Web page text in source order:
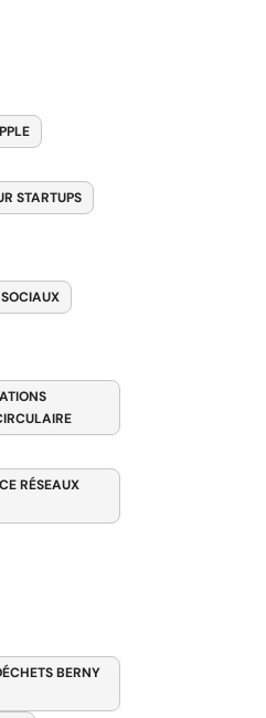
STARTUPS
RÉSEAUX
BERNY